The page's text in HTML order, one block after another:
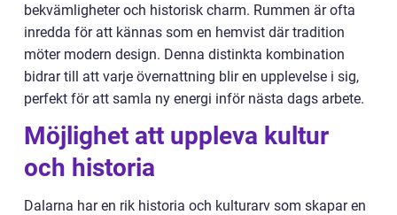
bekvämligheter och historisk charm. Rummen är ofta
inredda för att kännas som en hemvist där tradition
möter modern design. Denna distinkta kombination
bidrar till att varje övernattning blir en upplevelse i sig,
perfekt för att samla ny energi inför nästa dags arbete.
Möjlighet att uppleva kultur
och historia
Dalarna har en rik historia och kulturarv som skapar en